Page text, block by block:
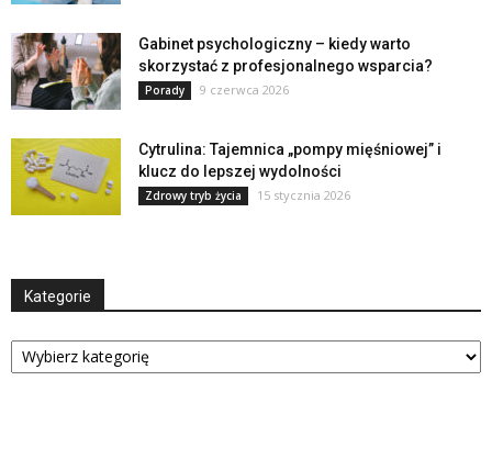
Gabinet psychologiczny – kiedy warto
skorzystać z profesjonalnego wsparcia?
Porady 9 czerwca 2026
Cytrulina: Tajemnica „pompy mięśniowej” i
klucz do lepszej wydolności
Zdrowy tryb życia 15 stycznia 2026
Kategorie
Kategorie